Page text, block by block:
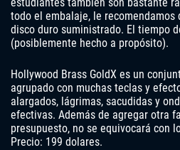
estudiantes también son bastante
todo el embalaje, le recomendamos
disco duro suministrado. El tiempo
(posiblemente hecho a propósito).
Hollywood Brass GoldX es un
agrupado con muchas teclas y
alargados, lágrimas, sacudidas y
efectivas. Además de agregar otra
presupuesto, no se equivocará con
Precio: 199 dolares.